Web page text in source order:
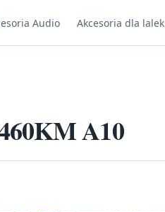
Audio Akcesoria dla lalek
A10